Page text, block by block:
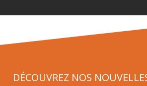
DÉCOUVREZ NOS